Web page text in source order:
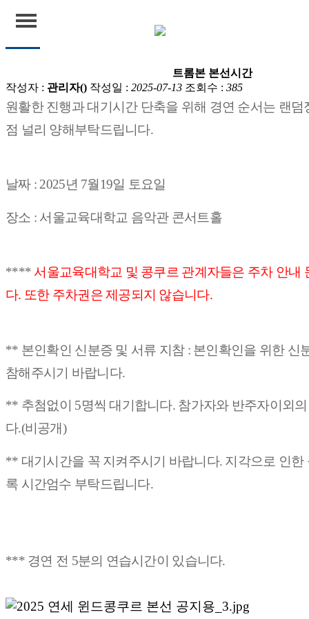
연세윈드콩쿠르
공지
트롬본 본선시간
작성자 : 관리자() 작성일 : 2025-07-13 조회수 : 385
원활한 진행과 대기시간 단축을 위해 경연 순서는 랜덤
점 널리 양해부탁드립니다.
날짜 : 2025년 7월19일 토요일
장소 : 서울교육대학교 음악관 콘서트홀
**** 서울교육대학교 및 콩쿠르 관계자들은 주차 안내
다. 또한 주차권은 제공되지 않습니다.
** 본인확인 신분증 및 서류 지참 : 본인확인을 위한 신
참해주시기 바랍니다.
** 추첨없이 5명씩 대기합니다. 참가자와 반주자이외
다.(비공개)
** 대기시간을 꼭 지켜주시기 바랍니다. 지각으로 인한
록 시간엄수 부탁드립니다.
*** 경연 전 5분의 연습시간이 있습니다.